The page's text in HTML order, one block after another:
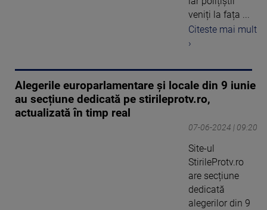
veniți la fața ...
Citeste mai mult
›
Alegerile europarlamentare și locale din 9 iunie
au secțiune dedicată pe stirileprotv.ro,
actualizată în timp real
07-06-2024 | 09:20
Site-ul
StirileProtv.ro
are secțiune
dedicată
alegerilor din 9